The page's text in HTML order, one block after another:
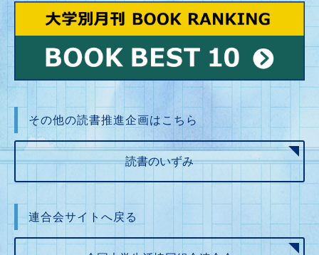
その他の読書推進企画はこちら
読書のいずみ
連合会サイトへ戻る